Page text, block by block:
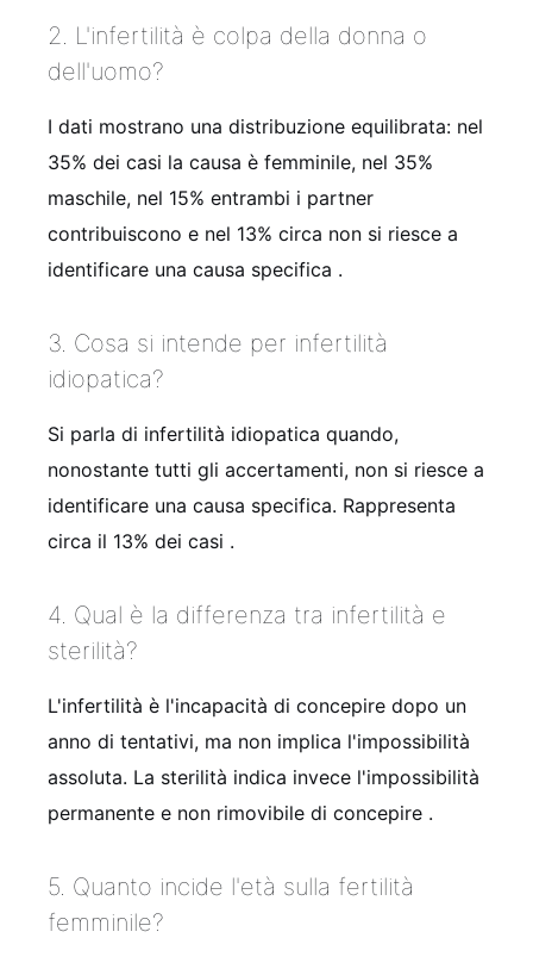
2. L'infertilità è colpa della donna o
dell'uomo?
I dati mostrano una distribuzione equilibrata: nel
35% dei casi la causa è femminile, nel 35%
maschile, nel 15% entrambi i partner
contribuiscono e nel 13% circa non si riesce a
identificare una causa specifica .
3. Cosa si intende per infertilità
idiopatica?
Si parla di infertilità idiopatica quando,
nonostante tutti gli accertamenti, non si riesce a
identificare una causa specifica. Rappresenta
circa il 13% dei casi .
4. Qual è la differenza tra infertilità e
sterilità?
L'infertilità è l'incapacità di concepire dopo un
anno di tentativi, ma non implica l'impossibilità
assoluta. La sterilità indica invece l'impossibilità
permanente e non rimovibile di concepire .
5. Quanto incide l'età sulla fertilità
femminile?